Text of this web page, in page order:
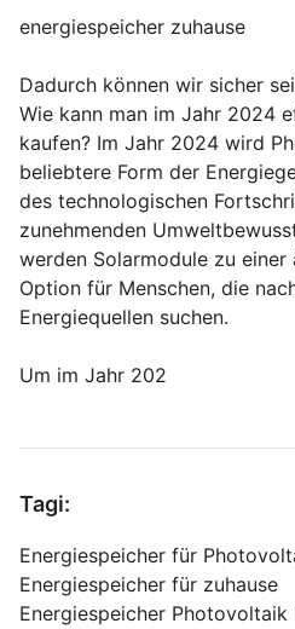
energiespeicher zuhause
Dadurch können wir sicher
Wie kann man im Jahr 2024
kaufen? Im Jahr 2024 wird
beliebtere Form der
des technologischen
zunehmenden
werden Solarmodule zu
Option für Menschen, die
Energiequellen suchen.
Um im Jahr 202
Tagi:
Energiespeicher für
Energiespeicher für zuhause
Energiespeicher Photovoltaik